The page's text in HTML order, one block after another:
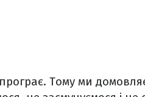
програє. Тому ми